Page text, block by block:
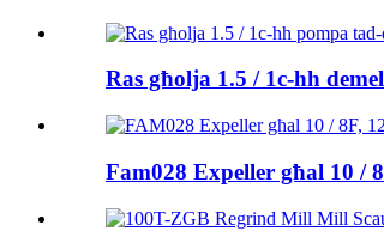
Ras għolja 1.5 / 1c-hh
Fam028 Expeller għal 10 /